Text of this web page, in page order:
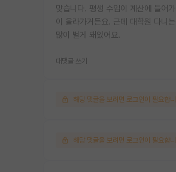
맞습니다. 평생 수입이 계산에 들어
이 올라가거든요. 근데 대학원 다니
많이 벌게 돼있어요.
대댓글 쓰기
해당 댓글을 보려면 로그인이 필요합
해당 댓글을 보려면 로그인이 필요합